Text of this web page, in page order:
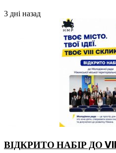
3 дні назад
ВІДКРИТО НАБІР ДО